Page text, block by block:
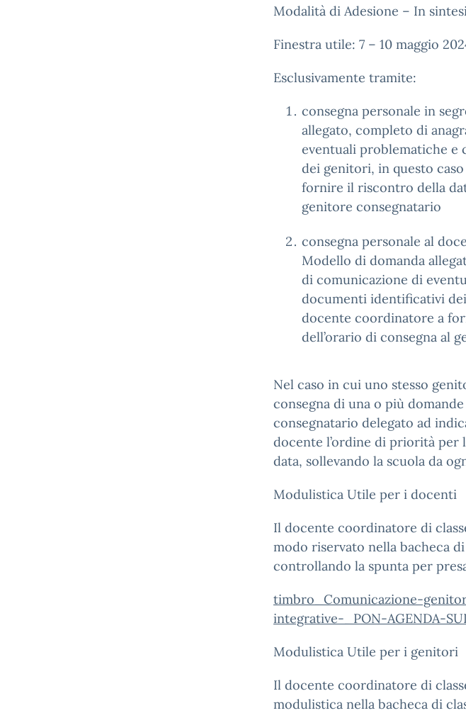
Modalità di Adesione – In
Finestra utile: 7 – 10 maggio
Esclusivamente tramite:
consegna personale in
allegato, completo di
eventuali problematiche
dei genitori, in questo
fornire il riscontro della
genitore consegnatario
consegna personale al
Modello di domanda
di comunicazione di
documenti identificativi
docente coordinatore a
dell’orario di consegna al
Nel caso in cui uno stesso
consegna di una o più
consegnatario delegato ad
docente l’ordine di priorità per
data, sollevando la scuola da
Modulistica Utile per i docenti
Il docente coordinatore di
modo riservato nella bacheca
controllando la spunta per
timbro_Comunicazione-
integrative-_PON-AGENDA-
Modulistica Utile per i genitori
Il docente coordinatore di
modulistica nella bacheca di